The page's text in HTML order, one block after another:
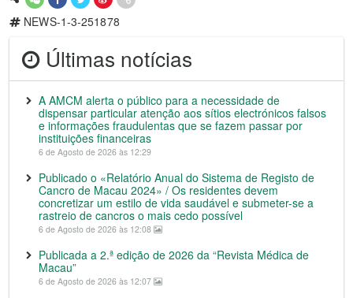
NEWS-1-3-251878
Últimas notícias
A AMCM alerta o público para a necessidade de
dispensar particular atenção aos sítios electrónicos falsos
e informações fraudulentas que se fazem passar por
instituições financeiras
6 de Agosto de 2026 às 12:29
Publicado o «Relatório Anual do Sistema de Registo de
Cancro de Macau 2024» / Os residentes devem
concretizar um estilo de vida saudável e submeter-se a
rastreio de cancros o mais cedo possível
6 de Agosto de 2026 às 12:08
Publicada a 2.ª edição de 2026 da “Revista Médica de
Macau”
6 de Agosto de 2026 às 12:07